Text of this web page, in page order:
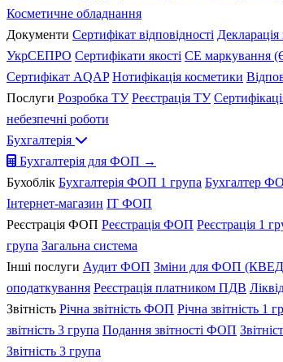
Косметичне обладнання
Документи Сертифікат відповідності Декларація
УкрСЕПРО Сертифікати якості CE маркування
Сертифікат AQAP Нотифікація косметики
Послуги Розробка ТУ Реєстрація ТУ
небезпечні роботи
Бухгалтерія
Бухгалтерія для ФОП →
Бухоблік Бухгалтерія ФОП 1 група Бухгалтер
Інтернет-магазин IT ФОП
Реєстрація ФОП Реєстрація ФОП Реєстрація 1
група Загальна система
Інші послуги Аудит ФОП Зміни для ФОП
оподаткування Реєстрація платником ПДВ
Звітність Річна звітність ФОП Річна звітність 1
звітність 3 група Подання звітності ФОП
Звітність 3 група